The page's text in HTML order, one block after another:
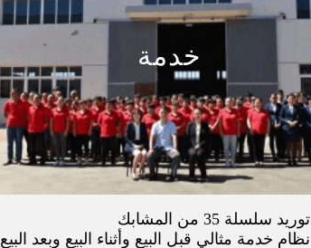
خدمة
توريد سلسلة 35 من المشابك
نظام خدمة مثالي قبل البيع وأثناء البيع وبعد البيع